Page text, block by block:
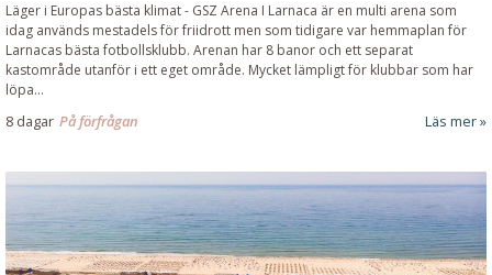
Läger i Europas bästa klimat- GSZ Arena I Larnaca är en multi arena som
idag används mestadels för friidrott men som tidigare var hemmaplan för
Larnacas bästa fotbollsklubb. Arenan har 8 banor och ett separat
kastområde utanför i ett eget område. Mycket lämpligt för klubbar som har
löpa...
8 dagar På förfrågan Läs mer